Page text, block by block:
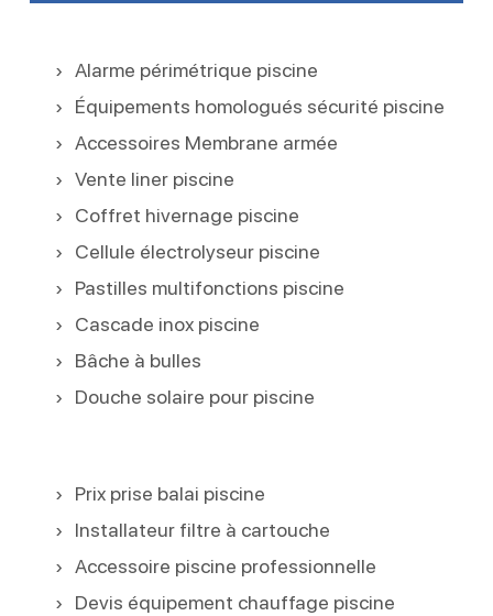
Alarme périmétrique piscine
Équipements homologués sécurité piscine
Accessoires Membrane armée
Vente liner piscine
Coffret hivernage piscine
Cellule électrolyseur piscine
Pastilles multifonctions piscine
Cascade inox piscine
Bâche à bulles
Douche solaire pour piscine
Prix prise balai piscine
Installateur filtre à cartouche
Accessoire piscine professionnelle
Devis équipement chauffage piscine